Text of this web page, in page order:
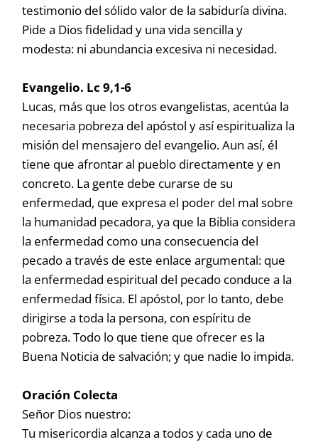
testimonio del sólido valor de la sabiduría divina.
Pide a Dios fidelidad y una vida sencilla y
modesta: ni abundancia excesiva ni necesidad.
Evangelio. Lc 9,1-6
Lucas, más que los otros evangelistas, acentúa la
necesaria pobreza del apóstol y así espiritualiza la
misión del mensajero del evangelio. Aun así, él
tiene que afrontar al pueblo directamente y en
concreto. La gente debe curarse de su
enfermedad, que expresa el poder del mal sobre
la humanidad pecadora, ya que la Biblia considera
la enfermedad como una consecuencia del
pecado a través de este enlace argumental: que
la enfermedad espiritual del pecado conduce a la
enfermedad física. El apóstol, por lo tanto, debe
dirigirse a toda la persona, con espíritu de
pobreza. Todo lo que tiene que ofrecer es la
Buena Noticia de salvación; y que nadie lo impida.
Oración Colecta
Señor Dios nuestro:
Tu misericordia alcanza a todos y cada uno de